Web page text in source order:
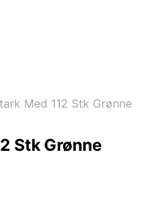
Med 112 Stk Grønne
Stk Grønne